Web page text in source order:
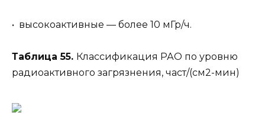
• высокоактивные — более 10 мГр/ч.
Таблица 55. Классификация РАО по уровню
радиоактивного загрязнения, част/(см2-мин)